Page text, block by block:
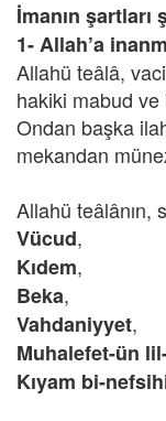
İmanın şartları
1- Allah’a
Allahü teâlâ,
hakiki mabud ve
Ondan başka
mekandan
Allahü teâlânın,
Vücud,
Kıdem,
Beka,
Vahdaniyyet,
Muhalefet-ün
Kıyam bi-